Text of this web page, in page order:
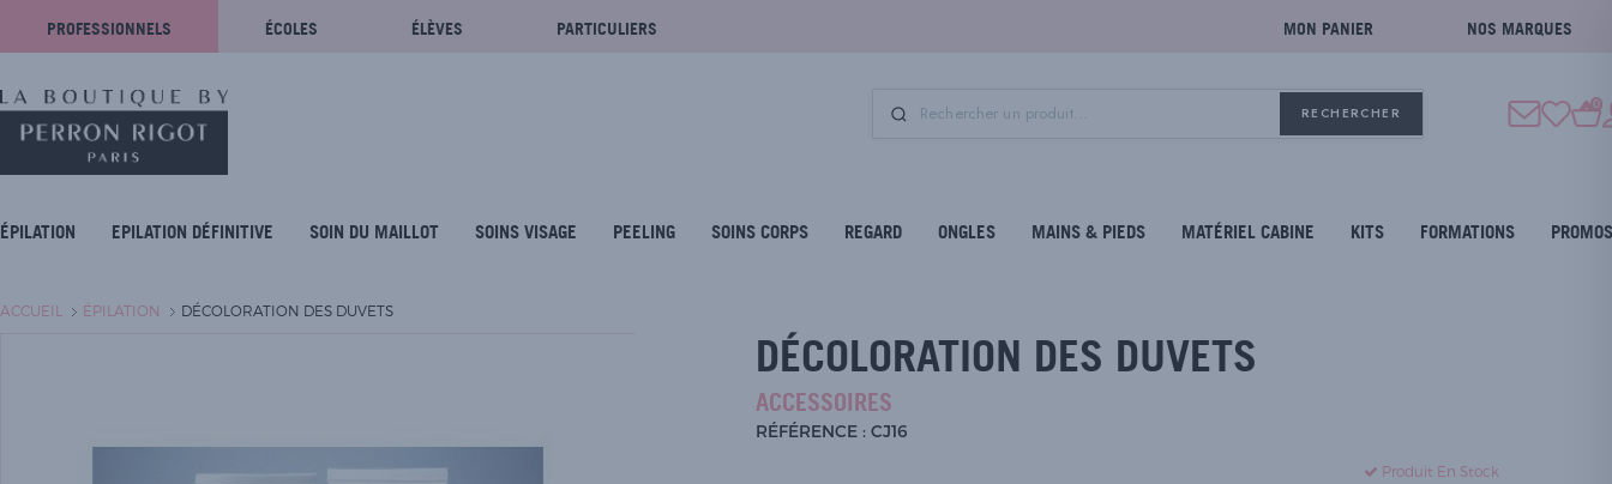
PROFESSIONNELS ÉCOLES ÉLÈVES PARTICULIERS MON PANIER NOS MARQUES
RECHERCHER
0
ÉPILATION EPILATION DÉFINITIVE SOIN DU MAILLOT SOINS VISAGE PEELING SOINS CORPS REGARD ONGLES MAINS & PIEDS MATÉRIEL CABINE KITS FORMATIONS PROMOS
ACCUEIL ÉPILATION DÉCOLORATION DES DUVETS
DÉCOLORATION DES DUVETS
ACCESSOIRES
RÉFÉRENCE : CJ16
Produit En Stock